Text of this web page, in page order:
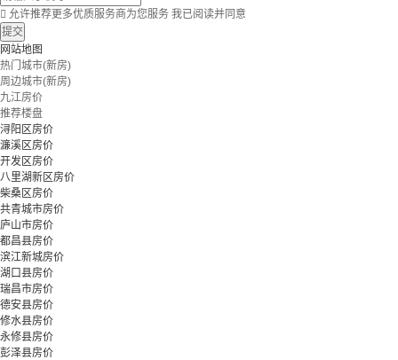
 允许推荐更多优质服务商为您服务 我已阅读并同意
提交
网站地图
热门城市(新房)
周边城市(新房)
九江房价
推荐楼盘
浔阳区房价
濂溪区房价
开发区房价
八里湖新区房价
柴桑区房价
共青城市房价
庐山市房价
都昌县房价
滨江新城房价
湖口县房价
瑞昌市房价
德安县房价
修水县房价
永修县房价
彭泽县房价